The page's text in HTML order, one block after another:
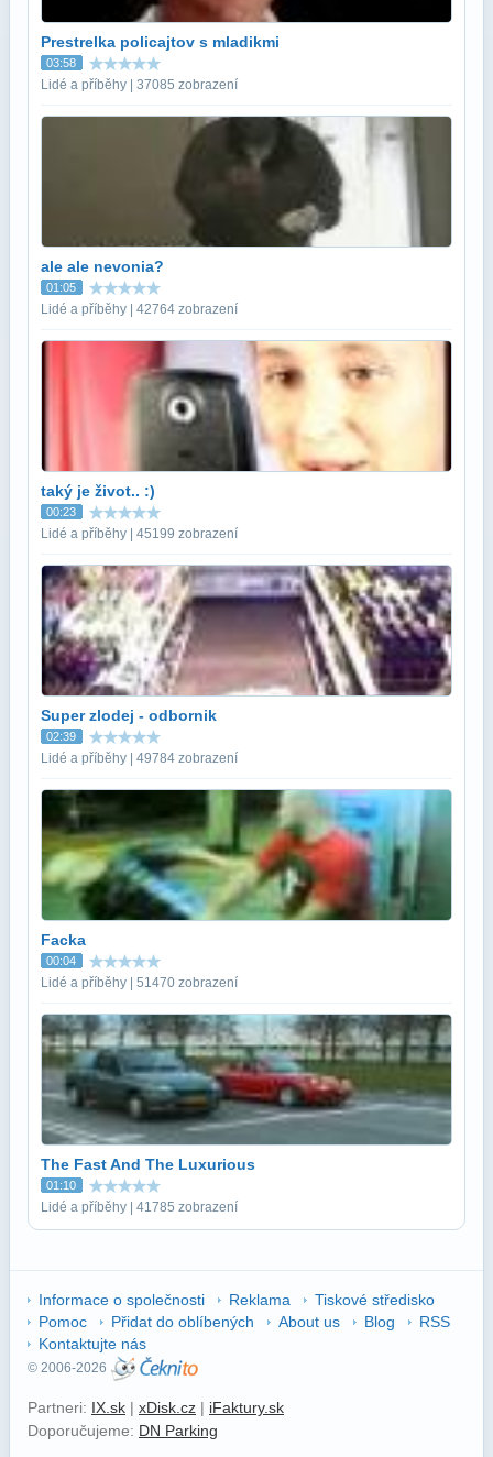
Prestrelka policajtov s mladikmi
03:58
Lidé a příběhy | 37085 zobrazení
ale ale nevonia?
01:05
Lidé a příběhy | 42764 zobrazení
taký je život.. :)
00:23
Lidé a příběhy | 45199 zobrazení
Super zlodej - odbornik
02:39
Lidé a příběhy | 49784 zobrazení
Facka
00:04
Lidé a příběhy | 51470 zobrazení
The Fast And The Luxurious
01:10
Lidé a příběhy | 41785 zobrazení
Informace o společnosti Reklama
Tiskové středisko
Pomoc
Přidat do oblíbených About us Blog
RSS
Kontaktujte nás
© 2006-2026
Partneri: IX.sk | xDisk.cz | iFaktury.sk
Doporučujeme: DN Parking